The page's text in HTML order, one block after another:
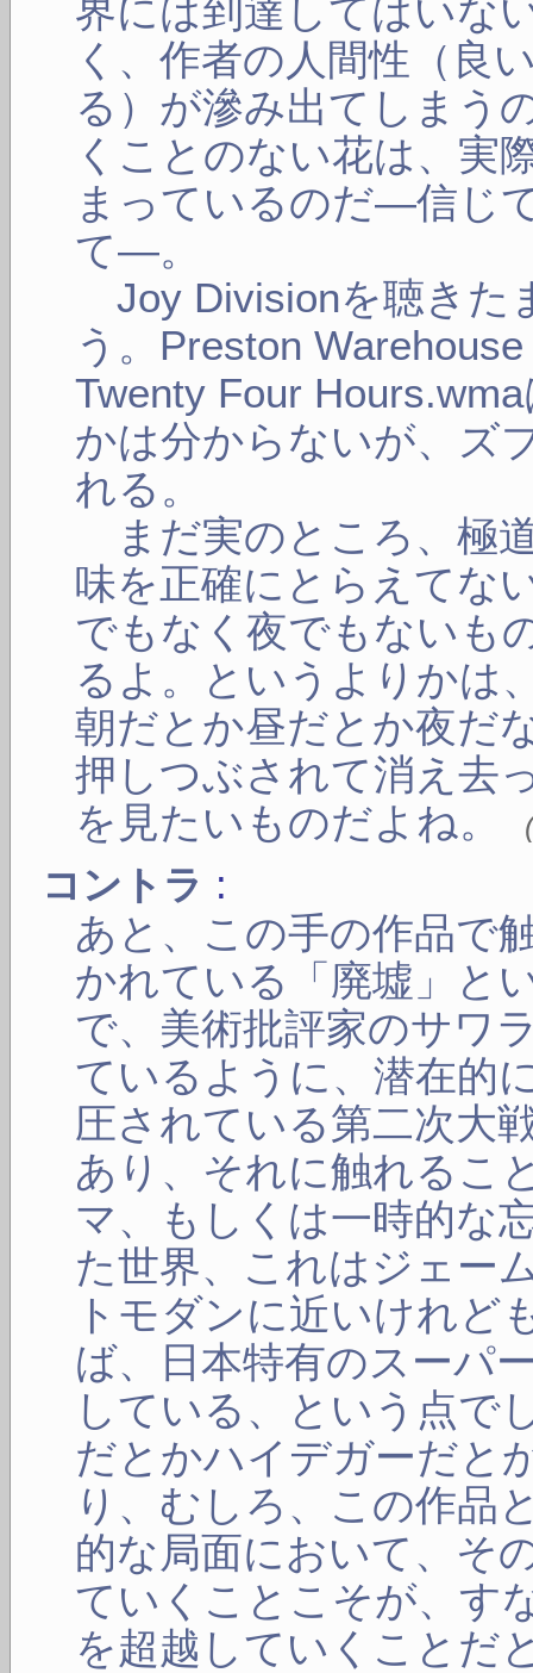
界には到達してはいな
く、作者の人間性（良
る）が滲み出てしまう
くことのない花は、実
まっているのだ―信じ
て―。
Joy Divisionを聴きた
う。Preston
Twenty Four
かは分からないが、ズ
れる。
まだ実のところ、極
味を正確にとらえてな
でもなく夜でもないも
るよ。というよりかは
朝だとか昼だとか夜だ
押しつぶされて消え去
を見たいものだよね。
コントラ :
あと、この手の作品で
かれている「廃墟」と
で、美術批評家のサワ
ているように、潜在的
圧されている第二次大
あり、それに触れるこ
マ、もしくは一時的な
た世界、これはジェー
トモダンに近いけれど
ば、日本特有のスーパ
している、という点で
だとかハイデガーだと
り、むしろ、この作品
的な局面において、そ
ていくことこそが、す
を超越していくことだ